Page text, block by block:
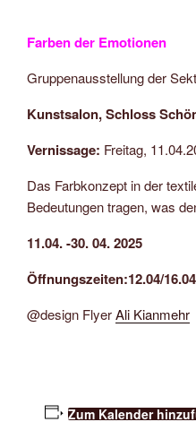
Farben der Emotionen
Gruppenausstellung der
Kunstsalon, Schloss
Vernissage: Freitag,
Das Farbkonzept in der
Bedeutungen tragen, was
11.04. -30. 04. 2025
Öffnungszeiten:12.04/
@design FlyerAli Kianmehr
Zum Kalender